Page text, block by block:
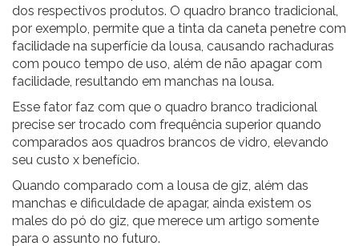
dos respectivos produtos. O quadro branco tradicional,
por exemplo, permite que a tinta da caneta penetre com
facilidade na superfície da lousa, causando rachaduras
com pouco tempo de uso, além de não apagar com
facilidade, resultando em manchas na lousa.
Esse fator faz com que o quadro branco tradicional
precise ser trocado com frequência superior quando
comparados aos quadros brancos de vidro, elevando
seu custo x benefício.
Quando comparado com a lousa de giz, além das
manchas e dificuldade de apagar, ainda existem os
males do pó do giz, que merece um artigo somente
para o assunto no futuro.